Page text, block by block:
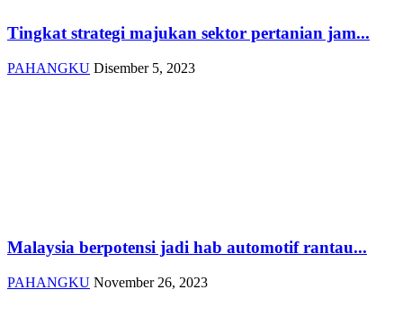
Tingkat strategi majukan sektor pertanian jam...
PAHANGKU Disember 5, 2023
Malaysia berpotensi jadi hab automotif rantau...
PAHANGKU November 26, 2023